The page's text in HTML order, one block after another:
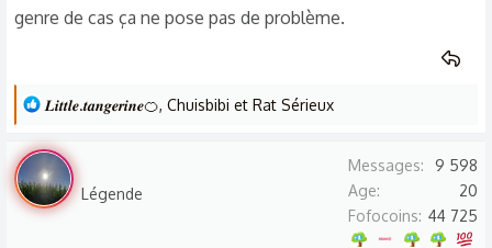
genre de cas ça ne pose pas de problème.
L
s
r
é
𝑳𝒊𝒕𝒕𝒍𝒆.𝒕𝒂𝒏𝒈𝒆𝒓𝒊𝒏𝒆🍊, Chuisbibi et Rat Sérieux
Légende
Messages
9 598
Age
20
Fofocoins 44 725